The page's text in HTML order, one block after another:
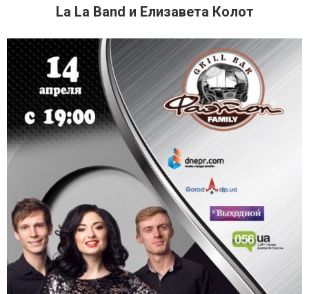
La La Band и Елизавета Колот